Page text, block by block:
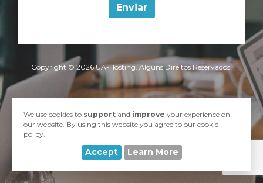
Enviar
Copyright © 2026 UA-Hosting. Alguns Direitos Reservados.
We use cookies to support and improve your experience on
our website. By using this website you agree to our cookie
policy.
Accept Learn More